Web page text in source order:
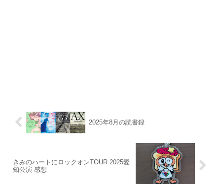
2025年8月の読書録
きみのハートにロックオンTOUR 2025愛
知公演 感想